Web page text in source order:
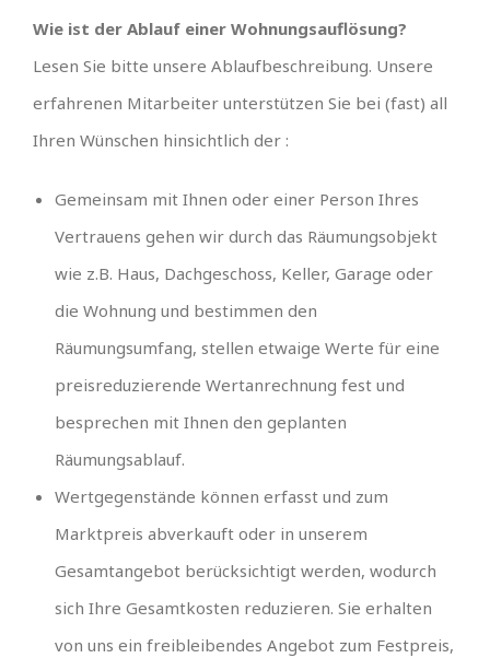
Wie ist der Ablauf einer Wohnungsauflösung?
Lesen Sie bitte unsere Ablaufbeschreibung. Unsere
erfahrenen Mitarbeiter unterstützen Sie bei (fast) all
Ihren Wünschen hinsichtlich der :
Gemeinsam mit Ihnen oder einer Person Ihres
Vertrauens gehen wir durch das Räumungsobjekt
wie z.B. Haus, Dachgeschoss, Keller, Garage oder
die Wohnung und bestimmen den
Räumungsumfang, stellen etwaige Werte für eine
preisreduzierende Wertanrechnung fest und
besprechen mit Ihnen den geplanten
Räumungsablauf.
Wertgegenstände können erfasst und zum
Marktpreis abverkauft oder in unserem
Gesamtangebot berücksichtigt werden, wodurch
sich Ihre Gesamtkosten reduzieren. Sie erhalten
von uns ein freibleibendes Angebot zum Festpreis,